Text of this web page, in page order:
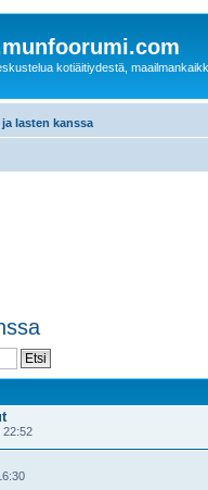
kotiäitiydestä,
lasten kanssa
22:52